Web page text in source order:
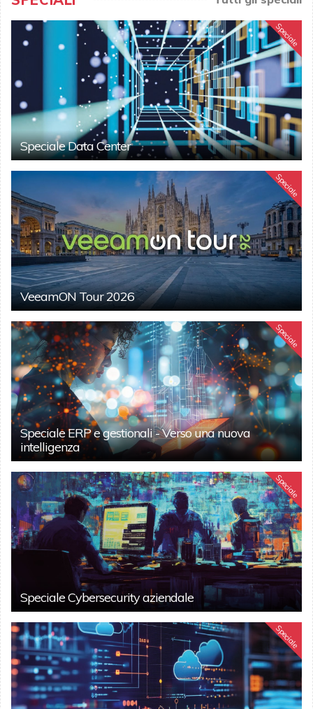
Speciale
Speciale Data Center
Speciale
VeeamON Tour 2026
Speciale
Speciale ERP e gestionali - Verso una nuova
intelligenza
Speciale
Speciale Cybersecurity aziendale
Speciale